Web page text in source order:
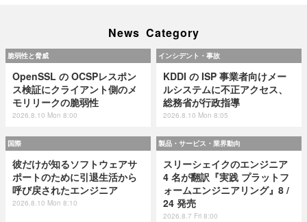
News Category
脆弱性と脅威
OpenSSL の OCSPレスポン
ス検証にクライアント側のメ
モリリークの脆弱性
2026.8.10 Mon 8:00
インシデント・事故
KDDI の ISP 事業者向けメー
ルシステムに不正アクセス、
総務省が行政指導
2026.8.10 Mon 8:05
国際
彼だけが知るソフトウェアサ
ポートのために引退生活から
呼び戻されたエンジニア
2026.8.10 Mon 8:10
製品・サービス・業界動向
スリーシェイクのエンジニア
4 名が翻訳『実践 プラットフ
ォームエンジニアリング』8 /
24 発売
2026.8.7 Fri 8:00